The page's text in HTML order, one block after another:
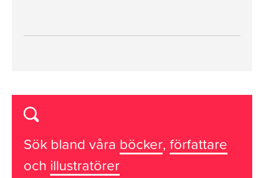
Sök bland våra böcker, författare
och illustratörer